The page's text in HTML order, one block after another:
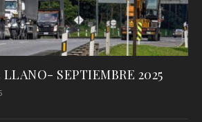
SEPTIEMBRE 2025